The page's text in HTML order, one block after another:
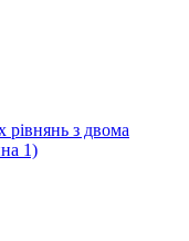
рівнянь з двома
1)